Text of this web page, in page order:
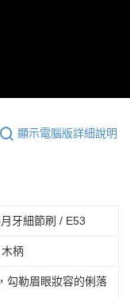
顯示電腦版詳細說明
牙細節刷 / E53
柄
勾勒眉眼妝容的俐落